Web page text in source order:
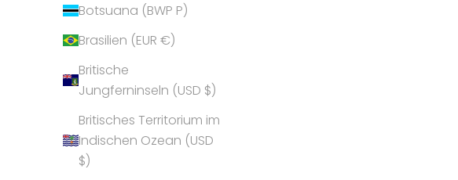
Botsuana (BWP P)
Brasilien (EUR €)
Britische
Jungferninseln (USD $)
Britisches Territorium im
Indischen Ozean (USD
$)